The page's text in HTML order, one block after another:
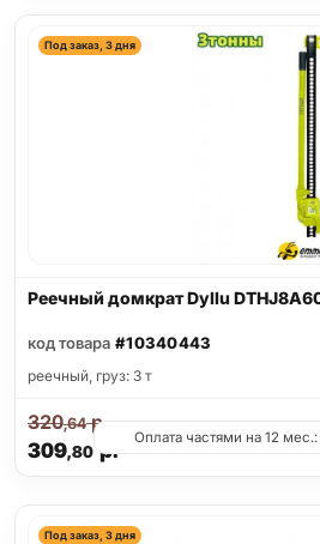
Под заказ, 3 дня
Реечный домкрат Dyllu
код товара #10340443
реечный, груз: 3 т
309,80р.
320,64р.
Оплата частями на 12
Под заказ, 3 дня